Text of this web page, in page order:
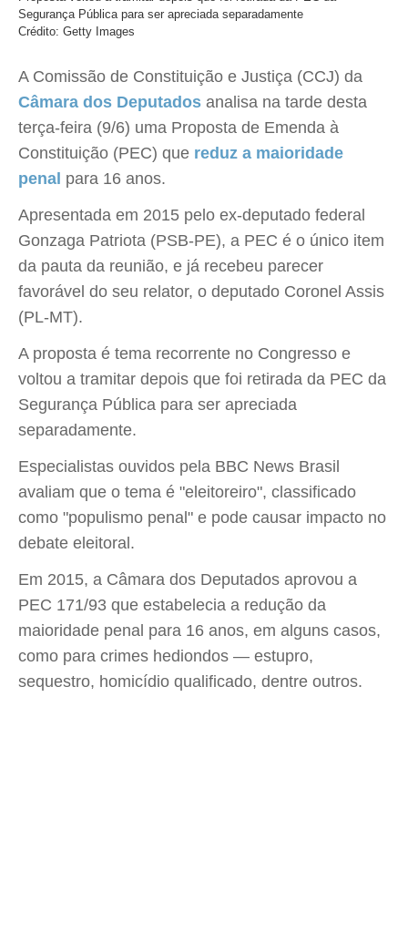
Segurança Pública para ser apreciada separadamente
Crédito: Getty Images
A Comissão de Constituição e Justiça (CCJ) da
Câmara dos Deputados analisa na tarde desta
terça-feira (9/6) uma Proposta de Emenda à
Constituição (PEC) que reduz a maioridade
penal para 16 anos.
Apresentada em 2015 pelo ex-deputado federal
Gonzaga Patriota (PSB-PE), a PEC é o único item
da pauta da reunião, e já recebeu parecer
favorável do seu relator, o deputado Coronel Assis
(PL-MT).
A proposta é tema recorrente no Congresso e
voltou a tramitar depois que foi retirada da PEC da
Segurança Pública para ser apreciada
separadamente.
Especialistas ouvidos pela BBC News Brasil
avaliam que o tema é "eleitoreiro", classificado
como "populismo penal" e pode causar impacto no
debate eleitoral.
Em 2015, a Câmara dos Deputados aprovou a
PEC 171/93 que estabelecia a redução da
maioridade penal para 16 anos, em alguns casos,
como para crimes hediondos — estupro,
sequestro, homicídio qualificado, dentre outros.